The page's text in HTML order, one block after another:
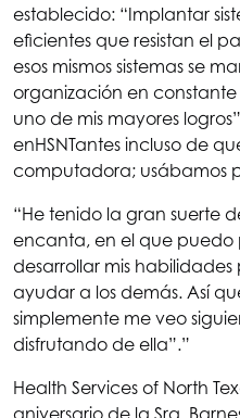
establecido: “Implantar
eficientes que resistan el
esos mismos sistemas se
organización en
uno de mis mayores
enHSNTantes incluso de
computadora; usábamos
“He tenido la gran suerte
encanta, en el que
desarrollar mis
ayudar a los demás. Así
simplemente me veo
disfrutando de ella”.”
Health Services of North
aniversario de la Sra.